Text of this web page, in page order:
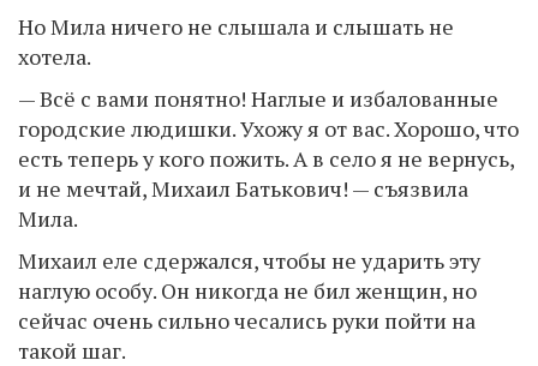
Но Мила ничего не слышала и слышать не
хотела.
— Всё с вами понятно! Наглые и избалованные
городские людишки. Ухожу я от вас. Хорошо, что
есть теперь у кого пожить. А в село я не вернусь,
и не мечтай, Михаил Батькович! — съязвила
Мила.
Михаил еле сдержался, чтобы не ударить эту
наглую особу. Он никогда не бил женщин, но
сейчас очень сильно чесались руки пойти на
такой шаг.